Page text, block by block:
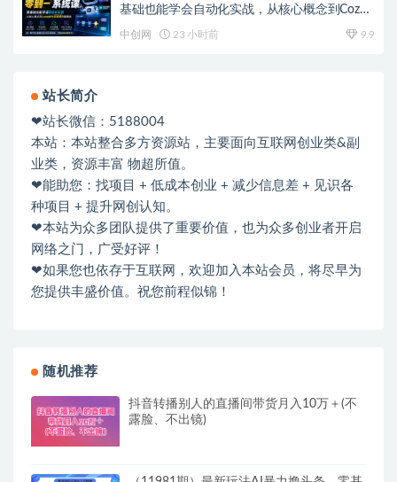
基础也能学会自动化实战，从核心概念到Coze
中创网 23 小时前 9.9
站长简介
❤站长微信：5188004
本站：本站整合多方资源站，主要面向互联网创业类&副
业类，资源丰富 物超所值。
❤能助您：找项目 + 低成本创业 + 减少信息差 + 见识各
种项目 + 提升网创认知。
❤本站为众多团队提供了重要价值，也为众多创业者开启
网络之门，广受好评！
❤如果您也依存于互联网，欢迎加入本站会员，将尽早为
您提供丰盛价值。祝您前程似锦！
随机推荐
抖音转播别人的直播间带货月入10万＋(不
露脸、不出镜)